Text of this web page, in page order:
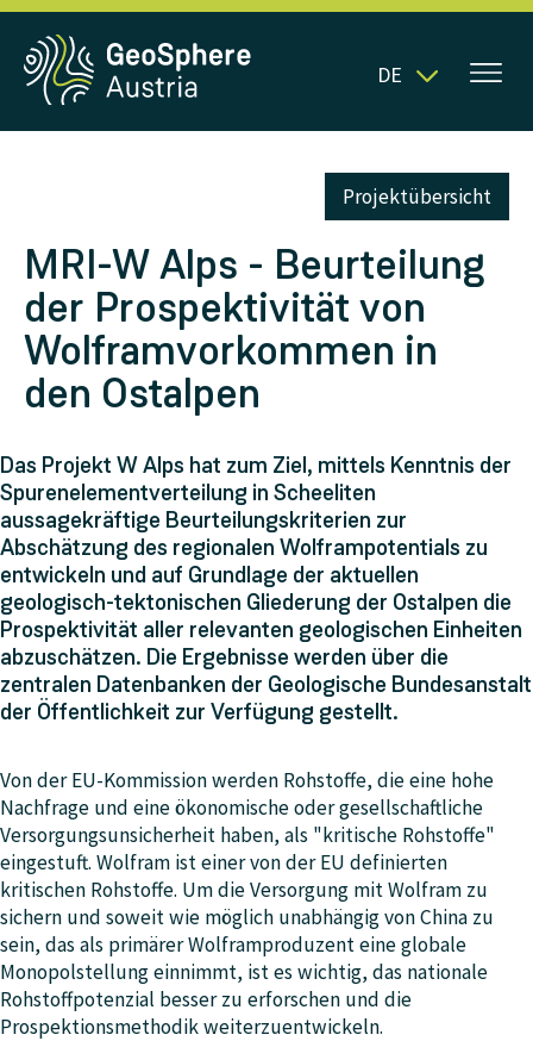
DE
Projektübersicht
MRI-W Alps - Beurteilung
der Prospektivität von
Wolframvorkommen in
den Ostalpen
Das Projekt W Alps hat zum Ziel, mittels Kenntnis der
Spurenelementverteilung in Scheeliten
aussagekräftige Beurteilungskriterien zur
Abschätzung des regionalen Wolframpotentials zu
entwickeln und auf Grundlage der aktuellen
geologisch-tektonischen Gliederung der Ostalpen die
Prospektivität aller relevanten geologischen Einheiten
abzuschätzen. Die Ergebnisse werden über die
zentralen Datenbanken der Geologische Bundesanstalt
der Öffentlichkeit zur Verfügung gestellt.
Von der EU-Kommission werden Rohstoffe, die eine hohe
Nachfrage und eine ökonomische oder gesellschaftliche
Versorgungsunsicherheit haben, als "kritische Rohstoffe"
eingestuft. Wolfram ist einer von der EU definierten
kritischen Rohstoffe. Um die Versorgung mit Wolfram zu
sichern und soweit wie möglich unabhängig von China zu
sein, das als primärer Wolframproduzent eine globale
Monopolstellung einnimmt, ist es wichtig, das nationale
Rohstoffpotenzial besser zu erforschen und die
Prospektionsmethodik weiterzuentwickeln.